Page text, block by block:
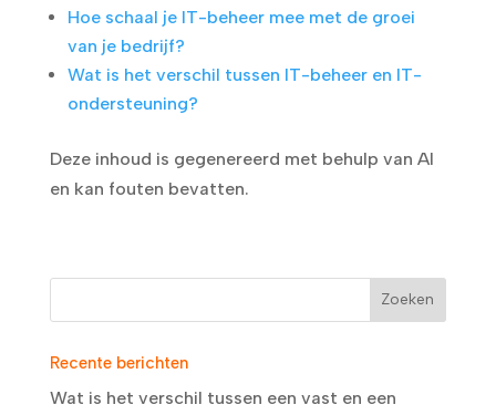
Hoe schaal je IT-beheer mee met de groei
van je bedrijf?
Wat is het verschil tussen IT-beheer en IT-
ondersteuning?
Deze inhoud is gegenereerd met behulp van AI
en kan fouten bevatten.
Recente berichten
Wat is het verschil tussen een vast en een